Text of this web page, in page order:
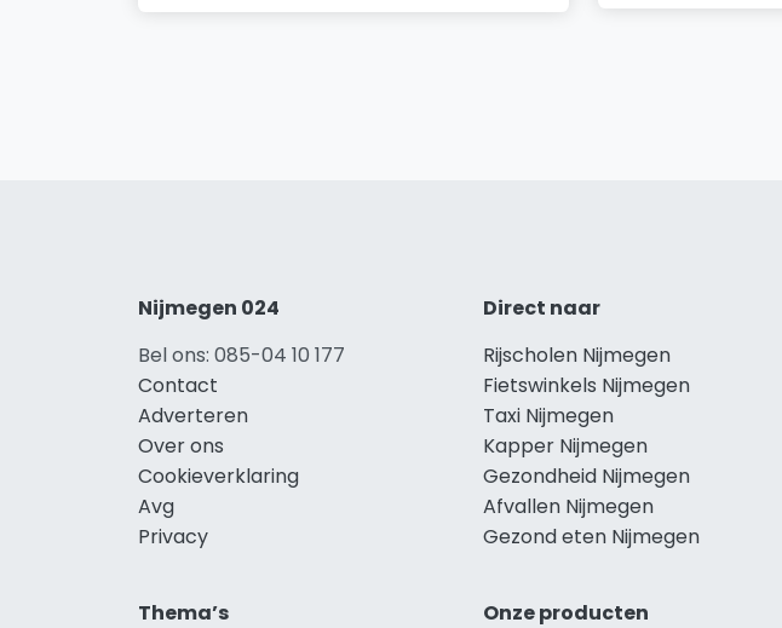
Nijmegen 024
Bel ons: 085-04 10 177
Contact
Adverteren
Over ons
Cookieverklaring
Avg
Privacy
Direct naar
Rijscholen Nijmegen
Fietswinkels Nijmegen
Taxi Nijmegen
Kapper Nijmegen
Gezondheid Nijmegen
Afvallen Nijmegen
Gezond eten Nijmegen
Thema’s
Onze producten